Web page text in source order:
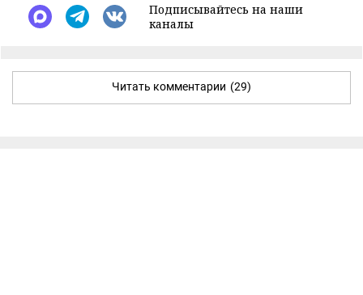
Подписывайтесь на наши
каналы
Читать комментарии (29)